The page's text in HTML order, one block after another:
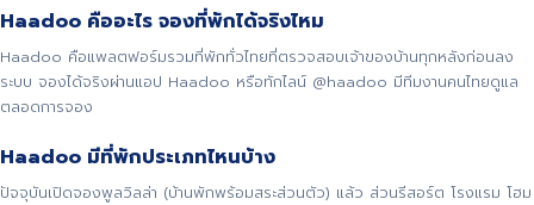
Haadoo คืออะไร จองที่พักได้จริงไหม
Haadoo คือแพลตฟอร์มรวมที่พักทั่วไทยที่ตรวจสอบเจ้าของบ้านทุกหลังก่อนลง
ระบบ จองได้จริงผ่านแอป Haadoo หรือทักไลน์ @haadoo มีทีมงานคนไทยดูแล
ตลอดการจอง
Haadoo มีที่พักประเภทไหนบ้าง
ปัจจุบันเปิดจองพูลวิลล่า (บ้านพักพร้อมสระส่วนตัว) แล้ว ส่วนรีสอร์ต โรงแรม โฮม